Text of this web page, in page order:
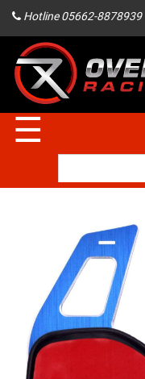
Hotline 05662-8878939
☰